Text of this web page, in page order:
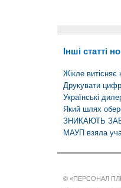
Інші статті
Жікле витісняє
Друкувати
Українські
Який шлях
ЗНИКАЮТЬ
МАУП взяла
© «ПЕРСОНАЛ